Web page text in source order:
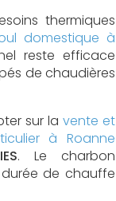
thermiques
domestique à
reste efficace
de chaudières
sur la vente et
à Roanne
. Le charbon
de chauffe